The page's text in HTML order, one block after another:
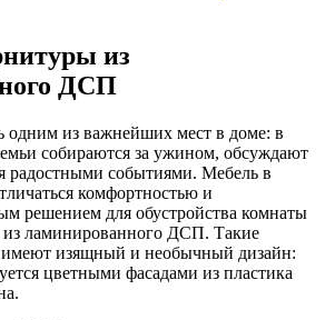
из
ДСП
одним из важнейших мест в доме: в
собираются за ужином, обсуждают
радостными событиями. Мебель в
комфортностью и
решением для обустройства комнаты
из ламинированного ДСП. Такие
изящный и необычный дизайн:
цветными фасадами из пластика